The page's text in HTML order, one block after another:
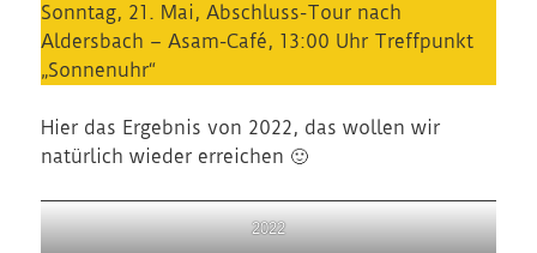
Sonntag, 21. Mai, Abschluss-Tour nach
Aldersbach – Asam-Café, 13:00 Uhr Treffpunkt
„Sonnenuhr“
Hier das Ergebnis von 2022, das wollen wir
natürlich wieder erreichen 🙂
2022